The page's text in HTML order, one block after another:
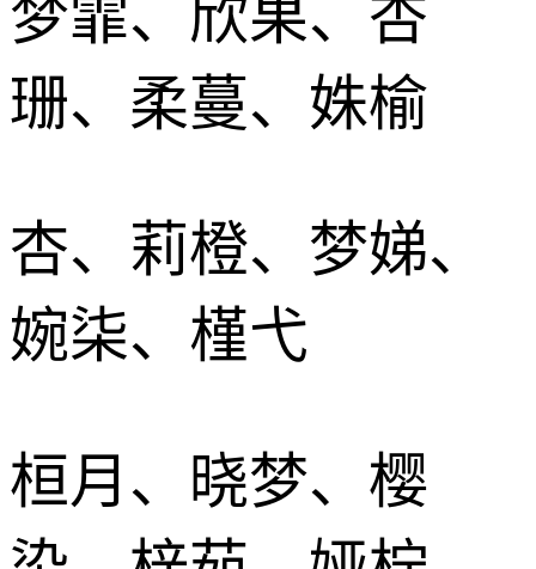
梦霏、欣果、杏
珊、柔蔓、姝榆
杏、莉橙、梦娣、
婉柒、槿弋
桓月、晓梦、樱